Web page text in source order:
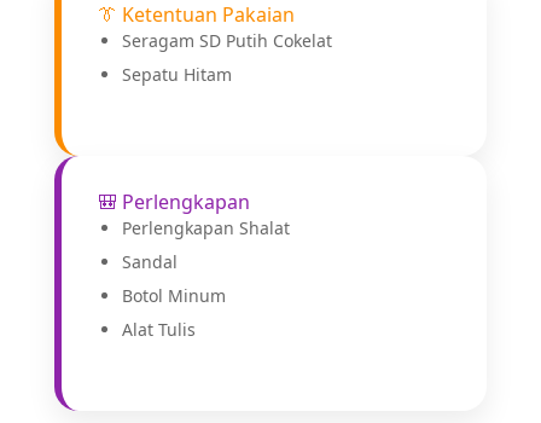
👔 Ketentuan Pakaian
Seragam SD Putih Cokelat
Sepatu Hitam
🎒 Perlengkapan
Perlengkapan Shalat
Sandal
Botol Minum
Alat Tulis